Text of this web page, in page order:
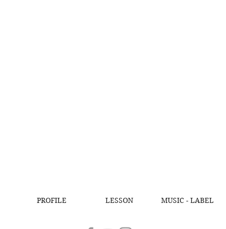
PROFILE LESSON MUSIC - LABEL